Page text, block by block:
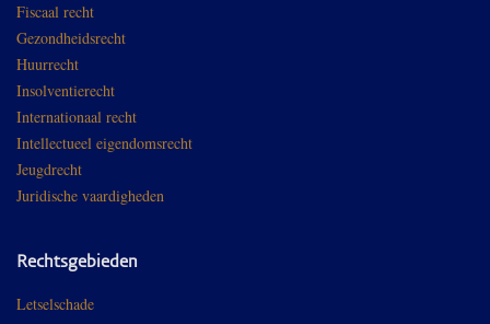
Fiscaal recht
Gezondheidsrecht
Huurrecht
Insolventierecht
Internationaal recht
Intellectueel eigendomsrecht
Jeugdrecht
Juridische vaardigheden
Rechtsgebieden
Letselschade